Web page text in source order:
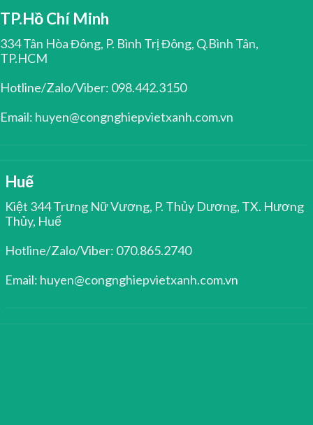
TP.Hồ Chí Minh
334 Tân Hòa Đông, P. Bình Trị Đông, Q.Bình Tân,
TP.HCM
Hotline/Zalo/Viber: 098.442.3150
Email: huyen@congnghiepvietxanh.com.vn
Huế
Kiệt 344 Trưng Nữ Vương, P. Thủy Dương, TX. Hương
Thủy, Huế
Hotline/Zalo/Viber: 070.865.2740
Email: huyen@congnghiepvietxanh.com.vn